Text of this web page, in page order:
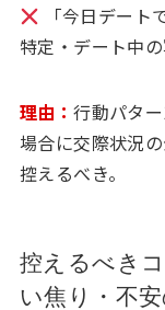
「今日デート
特定・デート中
理由：行動パタ
場合に交際状況
控えるべき。
控えるべき
い焦り・不安